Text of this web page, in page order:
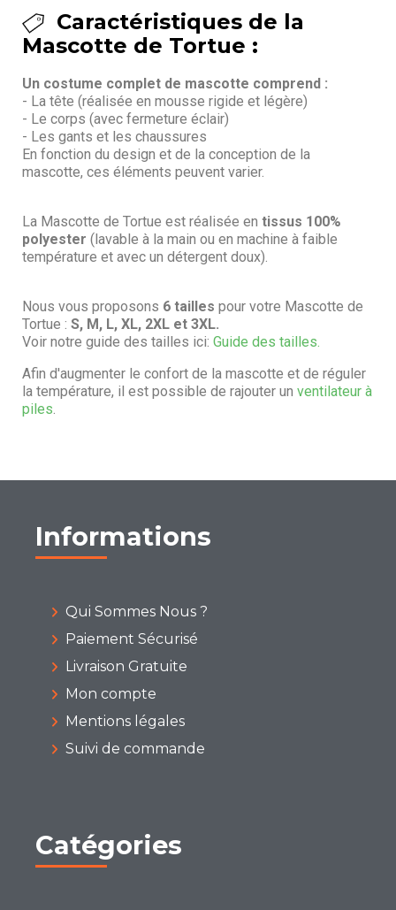
Caractéristiques de la
Mascotte de Tortue :
Un costume complet de mascotte comprend :
- La tête (réalisée en mousse rigide et légère)
- Le corps (avec fermeture éclair)
- Les gants et les chaussures
En fonction du design et de la conception de la
mascotte, ces éléments peuvent varier.
La Mascotte de Tortue est réalisée en tissus 100%
polyester (lavable à la main ou en machine à faible
température et avec un détergent doux).
Nous vous proposons 6 tailles pour votre Mascotte de
Tortue : S, M, L, XL, 2XL et 3XL.
Voir notre guide des tailles ici: Guide des tailles.
Afin d'augmenter le confort de la mascotte et de réguler
la température, il est possible de rajouter un ventilateur à
piles.
Informations
Qui Sommes Nous ?
Paiement Sécurisé
Livraison Gratuite
Mon compte
Mentions légales
Suivi de commande
Catégories